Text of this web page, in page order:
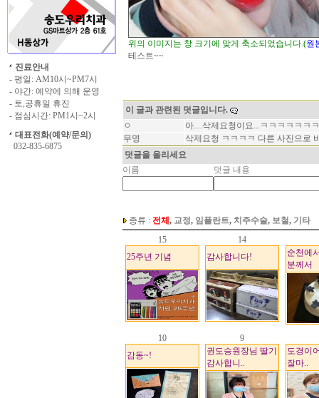
진료안내
- 평일: AM10시~PM7시
- 야간: 예약에 의해 운영
- 토,공휴일 휴진
- 점심시간: PM1시~2시
대표전화(예약/문의)
032-835-6875
위의 이미지는 창 크기에 맞게 축소되었습니다.(원
테스트~~
이 글과 관련된 덧글입니다.
ㅇ
아....삭제요청이요...ㅋㅋㅋㅋㅋㅋ
무명
삭제요청 ㅋㅋㅋㅋ 다른 사진으로
덧글을 올리세요
이름
덧글 내용
종류 : 전체 , 교정, 임플란트, 치주수술, 보철, 기타
15
25주년 기념
14
감사합니다!
순천에
분께서
10
감동~!
9
권도승원장님 딸기
감사합니..
도경이
잘마..